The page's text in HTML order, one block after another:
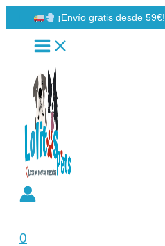
al
contenido
¡Envío gratis desde 59€!
0